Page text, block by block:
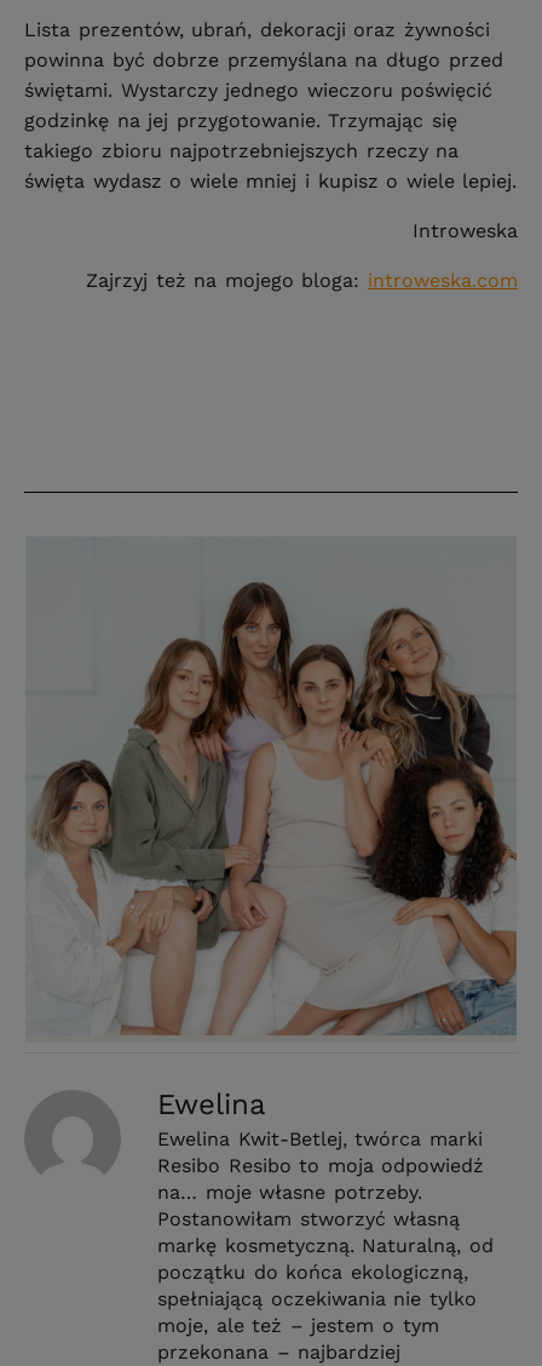
Lista prezentów, ubrań, dekoracji oraz żywności
powinna być dobrze przemyślana na długo przed
świętami. Wystarczy jednego wieczoru poświęcić
godzinkę na jej przygotowanie. Trzymając się
takiego zbioru najpotrzebniejszych rzeczy na
święta wydasz o wiele mniej i kupisz o wiele lepiej.
Introweska
Zajrzyj też na mojego bloga: introweska.com
Ewelina
Ewelina Kwit-Betlej, twórca marki
Resibo Resibo to moja odpowiedź
na… moje własne potrzeby.
Postanowiłam stworzyć własną
markę kosmetyczną. Naturalną, od
początku do końca ekologiczną,
spełniającą oczekiwania nie tylko
moje, ale też – jestem o tym
przekonana – najbardziej